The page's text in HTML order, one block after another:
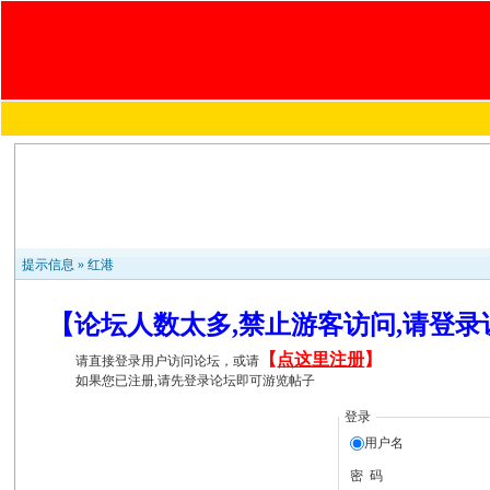
提示信息 »红港
【论坛人数太多,禁止游客访问,请登
请直接登录用户访问论坛，或请 【 点这里注册】
如果您已注册,请先登录论坛即可游览帖子
登录
用户名
密 码